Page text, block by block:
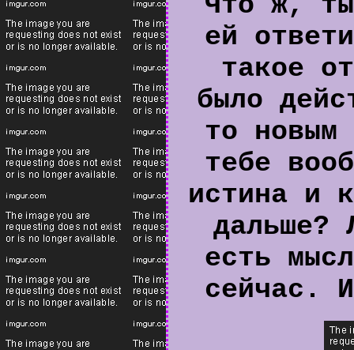
ей
такое
было
то
тебе
истина и
дальше?
есть
сейчас.